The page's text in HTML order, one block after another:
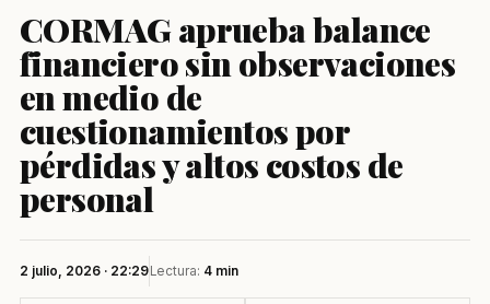
CORMAG aprueba balance
financiero sin observaciones
en medio de
cuestionamientos por
pérdidas y altos costos de
personal
2 julio, 2026 · 22:29Lectura: 4 min